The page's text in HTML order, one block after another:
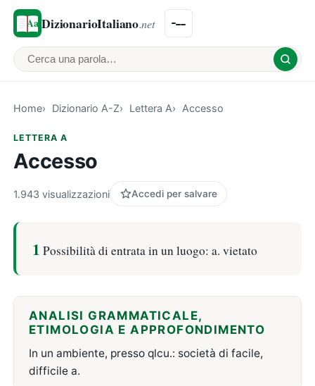
DizionarioItaliano.net
Cerca una parola
Home Dizionario A-Z Lettera A Accesso
LETTERA A
Accesso
1.943 visualizzazioni Accedi per salvare
1 Possibilità di entrata in un luogo: a. vietato
ANALISI GRAMMATICALE,
ETIMOLOGIA E APPROFONDIMENTO
In un ambiente, presso qlcu.: società di facile,
difficile a.